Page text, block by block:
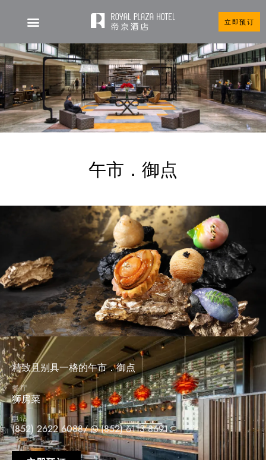
立即预订
午市．御点
精致且别具一格的午市．御点
餐厅
狮房菜
电话
(852) 2622 6088/ (852) 6113 8691